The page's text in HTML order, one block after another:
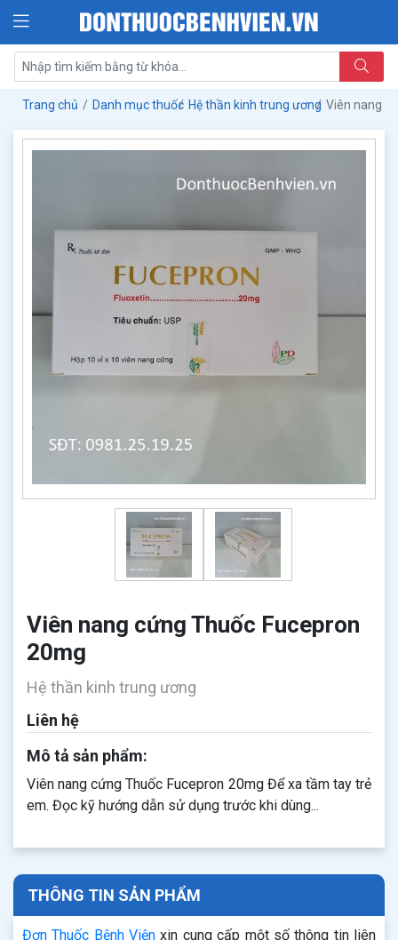
Trang chủ Danh mục thuốc Hệ thần kinh trung ương Viên nang
Viên nang cứng Thuốc Fucepron
20mg
Hệ thần kinh trung ương
Liên hệ
Mô tả sản phẩm:
Viên nang cứng Thuốc Fucepron 20mg Để xa tầm tay trẻ
em. Đọc kỹ hướng dẫn sử dụng trước khi dùng...
THÔNG TIN SẢN PHẨM
Đơn Thuốc Bệnh Viện xin cung cấp một số thông tin liên